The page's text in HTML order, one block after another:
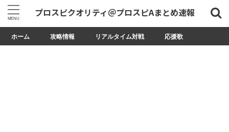
プロスピクオリティ＠プロスピAまとめ速報
ホーム 攻略情報 リアルタイム対戦 応援歌